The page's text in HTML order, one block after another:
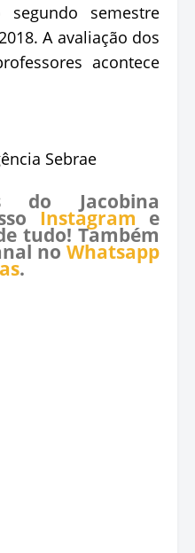
semestre
A avaliação dos
acontece
Sebrae
do Jacobina
Instagram e
tudo! Também
no Whatsapp
.